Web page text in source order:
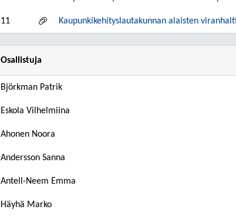
11 Kaupunkikehityslautakunnan alaisten
Osallistuja
Björkman Patrik
Eskola Vilhelmiina
Ahonen Noora
Andersson Sanna
Antell-Neem Emma
Häyhä Marko